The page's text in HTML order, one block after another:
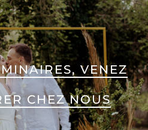
VENEZ
CHEZ NOUS